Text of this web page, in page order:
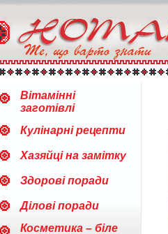
Вітамінні
заготівлі
Кулінарні рецепти
Хазяйці на замітку
Здорові поради
Ділові поради
Косметика – біле